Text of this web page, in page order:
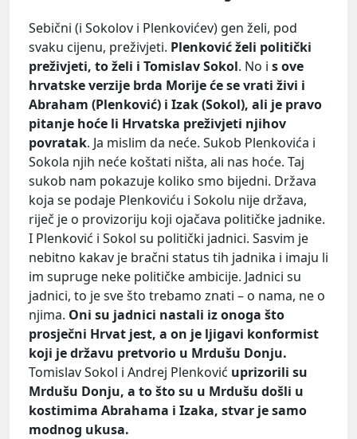
Sebični (i Sokolov i Plenkovićev) gen želi, pod
svaku cijenu, preživjeti. Plenković želi politički
preživjeti, to želi i Tomislav Sokol. No i s ove
hrvatske verzije brda Morije će se vrati živi i
Abraham (Plenković) i Izak (Sokol), ali je pravo
pitanje hoće li Hrvatska preživjeti njihov
povratak. Ja mislim da neće. Sukob Plenkovića i
Sokola njih neće koštati ništa, ali nas hoće. Taj
sukob nam pokazuje koliko smo bijedni. Država
koja se podaje Plenkoviću i Sokolu nije država,
riječ je o provizoriju koji ojačava političke jadnike.
I Plenković i Sokol su politički jadnici. Sasvim je
nebitno kakav je bračni status tih jadnika i imaju li
im supruge neke političke ambicije. Jadnici su
jadnici, to je sve što trebamo znati – o nama, ne o
njima. Oni su jadnici nastali iz onoga što
prosječni Hrvat jest, a on je ljigavi konformist
koji je državu pretvorio u Mrdušu Donju.
Tomislav Sokol i Andrej Plenković uprizorili su
Mrdušu Donju, a to što su u Mrdušu došli u
kostimima Abrahama i Izaka, stvar je samo
modnog ukusa.